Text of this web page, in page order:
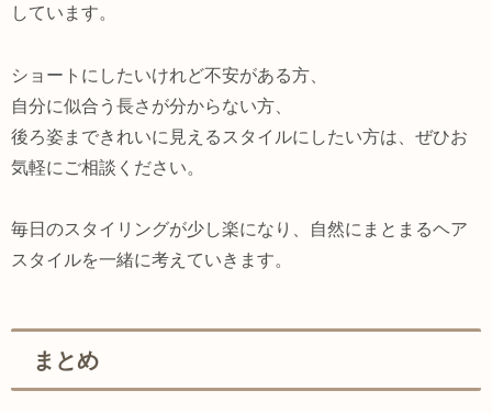
しています。
ショートにしたいけれど不安がある方、
自分に似合う長さが分からない方、
後ろ姿まできれいに見えるスタイルにしたい方は、ぜひお
気軽にご相談ください。
毎日のスタイリングが少し楽になり、自然にまとまるヘア
スタイルを一緒に考えていきます。
まとめ